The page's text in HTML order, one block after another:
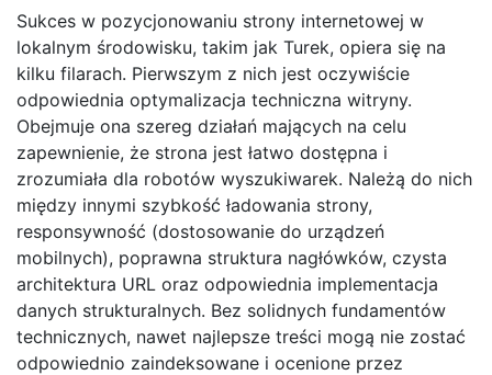
Sukces w pozycjonowaniu strony internetowej w
lokalnym środowisku, takim jak Turek, opiera się na
kilku filarach. Pierwszym z nich jest oczywiście
odpowiednia optymalizacja techniczna witryny.
Obejmuje ona szereg działań mających na celu
zapewnienie, że strona jest łatwo dostępna i
zrozumiała dla robotów wyszukiwarek. Należą do nich
między innymi szybkość ładowania strony,
responsywność (dostosowanie do urządzeń
mobilnych), poprawna struktura nagłówków, czysta
architektura URL oraz odpowiednia implementacja
danych strukturalnych. Bez solidnych fundamentów
technicznych, nawet najlepsze treści mogą nie zostać
odpowiednio zaindeksowane i ocenione przez